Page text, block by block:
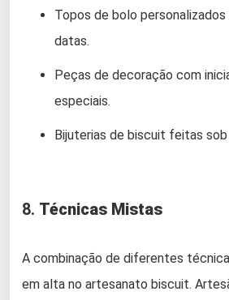
Topos de bolo
datas.
Peças de decoração com
especiais.
Bijuterias de biscuit feitas sob
8. Técnicas Mistas
A combinação de diferentes
em alta no artesanato biscuit.